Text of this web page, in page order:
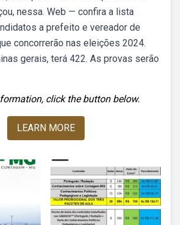
nessa. Web — confira a lista
a prefeito e vereador de
concorrerão nas eleições 2024.
gerais, terá 422. As provas serão
click the button below.
LEARN MORE